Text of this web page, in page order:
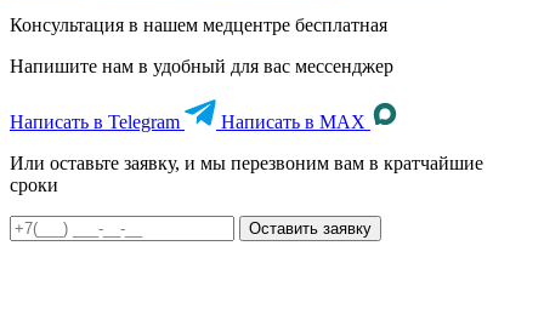
Консультация в нашем медцентре бесплатная
Напишите нам в удобный для вас мессенджер
Написать в Telegram
Написать в MAX
Или оставьте заявку, и мы перезвоним вам в кратчайшие
сроки
Оставить заявку